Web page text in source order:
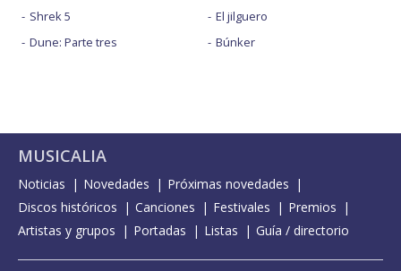
Shrek 5
Dune: Parte tres
El jilguero
Búnker
MUSICALIA
Noticias Novedades
Próximas novedades
Discos históricos
Canciones Festivales
Premios
Artistas y grupos
Portadas Listas Guía / directorio